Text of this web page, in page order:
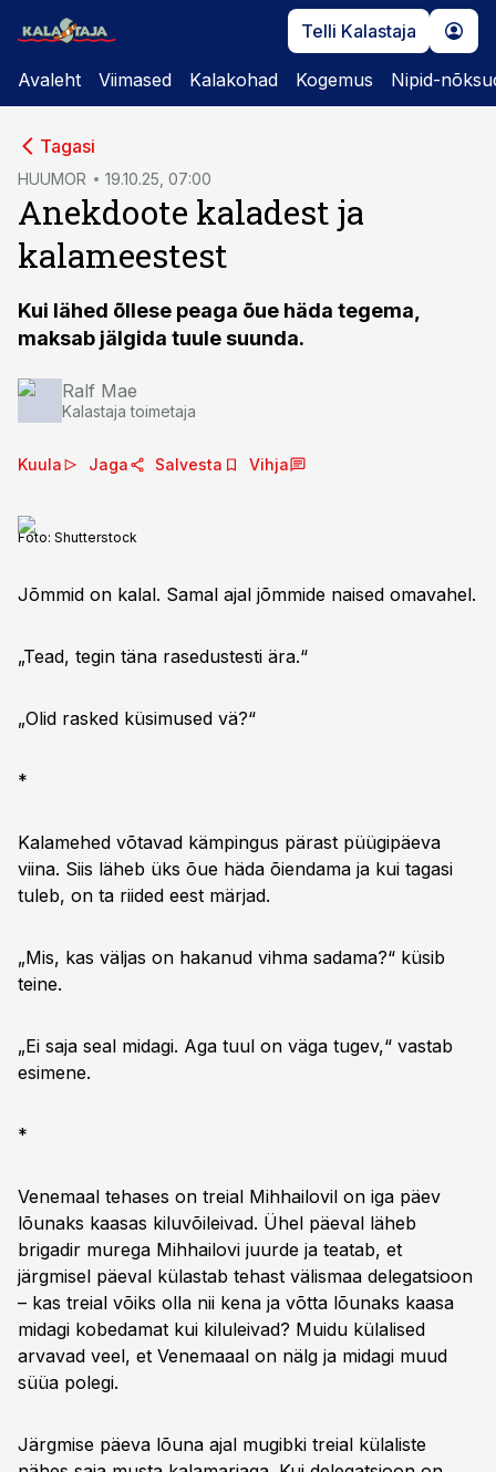
Telli Kalastaja
Avaleht Viimased Kalakohad Kogemus Nipid-
Tagasi
HUUMOR 19.10.25, 07:00
Anekdoote kaladest ja
kalameestest
Kui lähed õllese peaga õue häda tegema,
maksab jälgida tuule suunda.
Ralf Mae
Kalastaja toimetaja
Kuula Jaga Salvesta Vihja
Foto: Shutterstock
Jõmmid on kalal. Samal ajal jõmmide naised omavahel.
„Tead, tegin täna rasedustesti ära.“
„Olid rasked küsimused vä?“
*
Kalamehed võtavad kämpingus pärast püügipäeva
viina. Siis läheb üks õue häda õiendama ja kui tagasi
tuleb, on ta riided eest märjad.
„Mis, kas väljas on hakanud vihma sadama?“ küsib
teine.
„Ei saja seal midagi. Aga tuul on väga tugev,“ vastab
esimene.
*
Venemaal tehases on treial Mihhailovil on iga päev
lõunaks kaasas kiluvõileivad. Ühel päeval läheb
brigadir murega Mihhailovi juurde ja teatab, et
järgmisel päeval külastab tehast välismaa delegatsioon
– kas treial võiks olla nii kena ja võtta lõunaks kaasa
midagi kobedamat kui kiluleivad? Muidu külalised
arvavad veel, et Venemaaal on nälg ja midagi muud
süüa polegi.
Järgmise päeva lõuna ajal mugibki treial külaliste